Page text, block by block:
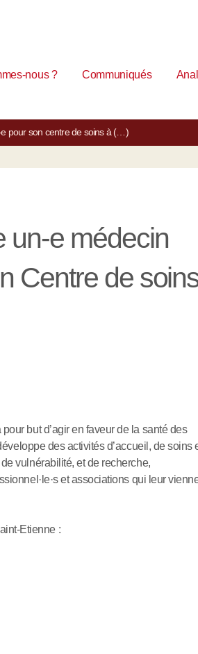
nous ? Communiqués
pour son centre de soins à (…)
un-e médecin
Centre de
pour but d’agir en faveur de la santé des
des activités d’accueil, de soins
vulnérabilité, et de recherche,
· le·s et associations qui leur
Etienne :